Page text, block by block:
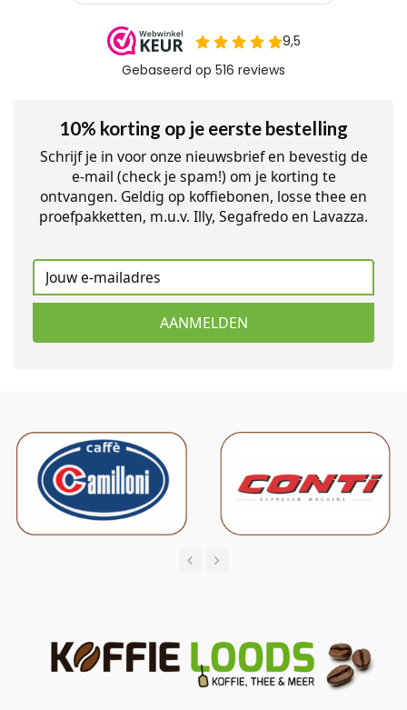
10% korting op je eerste bestelling
Schrijf je in voor onze nieuwsbrief en bevestig de
e-mail (check je spam!) om je korting te
ontvangen. Geldig op koffiebonen, losse thee en
proefpakketten, m.u.v. Illy, Segafredo en Lavazza.
AANMELDEN